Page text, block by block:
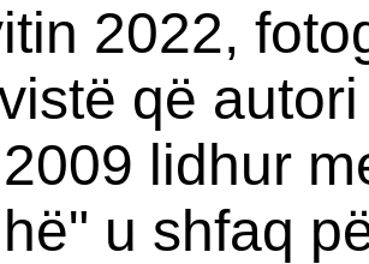
2022,
që
lidhur
u shfaq